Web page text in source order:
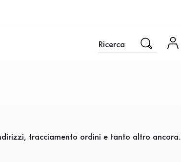
tracciamento ordini e tanto altro ancora.